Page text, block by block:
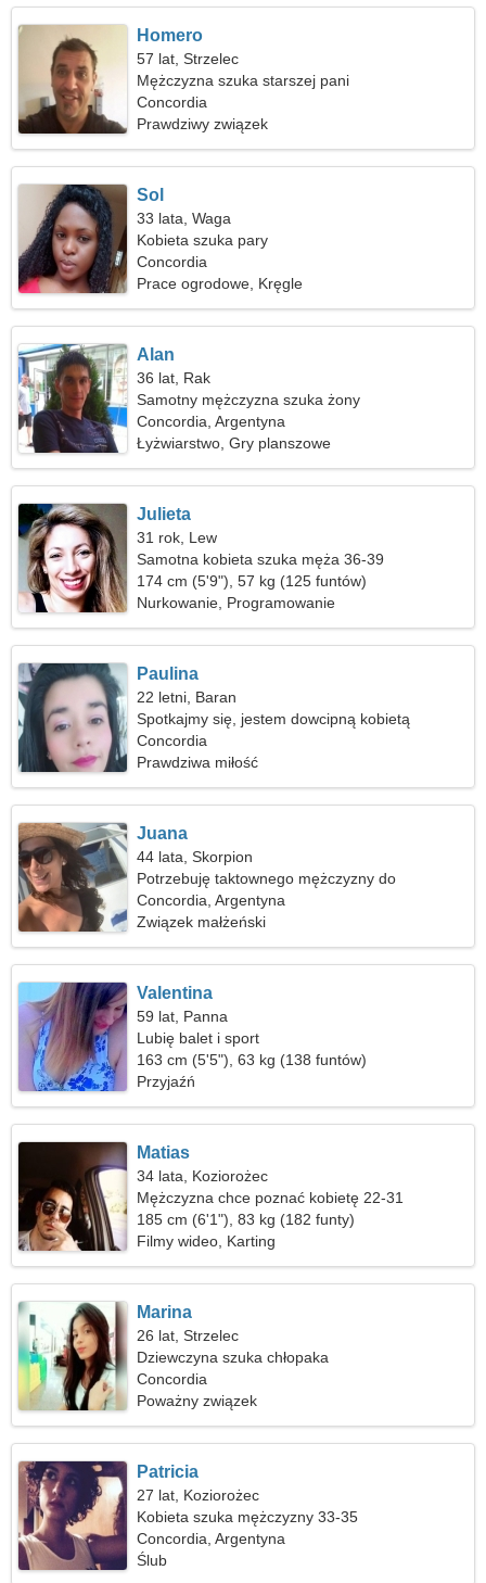
Homero
57 lat, Strzelec
Mężczyzna szuka starszej pani
Concordia
Prawdziwy związek
Sol
33 lata, Waga
Kobieta szuka pary
Concordia
Prace ogrodowe, Kręgle
Alan
36 lat, Rak
Samotny mężczyzna szuka żony
Concordia, Argentyna
Łyżwiarstwo, Gry planszowe
Julieta
31 rok, Lew
Samotna kobieta szuka męża 36-39
174 cm (5'9"), 57 kg (125 funtów)
Nurkowanie, Programowanie
Paulina
22 letni, Baran
Spotkajmy się, jestem dowcipną kobietą
Concordia
Prawdziwa miłość
Juana
44 lata, Skorpion
Potrzebuję taktownego mężczyzny do
wspólnego gotowania
Concordia, Argentyna
Związek małżeński
Valentina
59 lat, Panna
Lubię balet i sport
163 cm (5'5"), 63 kg (138 funtów)
Przyjaźń
Matias
34 lata, Koziorożec
Mężczyzna chce poznać kobietę 22-31
185 cm (6'1"), 83 kg (182 funty)
Filmy wideo, Karting
Marina
26 lat, Strzelec
Dziewczyna szuka chłopaka
Concordia
Poważny związek
Patricia
27 lat, Koziorożec
Kobieta szuka mężczyzny 33-35
Concordia, Argentyna
Ślub